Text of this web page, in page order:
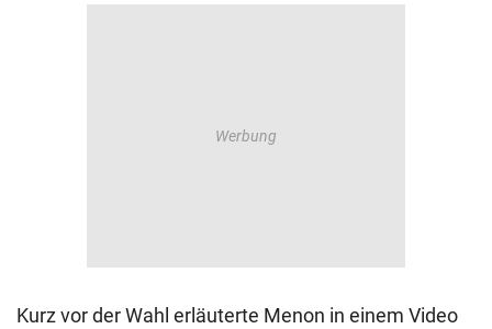
Kurz vor der Wahl erläuterte Menon in einem Video